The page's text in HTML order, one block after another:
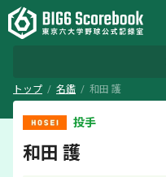
トップ 名鑑 和田 護
投手
和田 護